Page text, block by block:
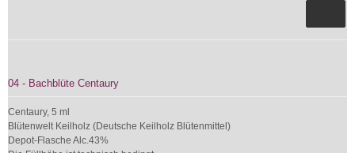
04 - Bachblüte Centaury
Centaury, 5 ml
Blütenwelt Keilholz (Deutsche Keilholz Blütenmittel)
Depot-Flasche Alc.43%